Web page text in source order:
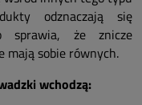
odznaczają się
sprawia, że znicze
mają sobie równych.
wchodzą: